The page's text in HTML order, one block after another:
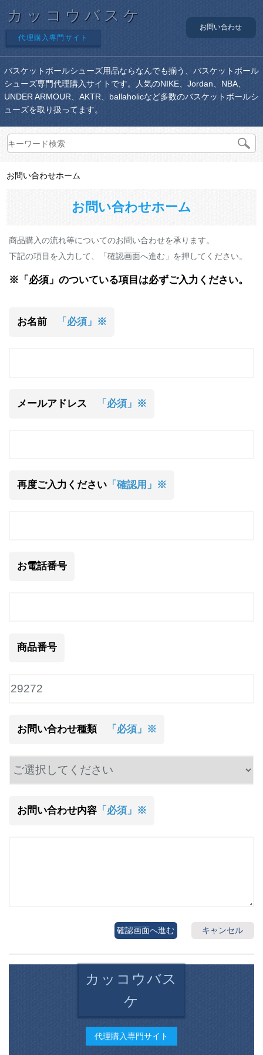
カッコウバスケ
代理購入専門サイト
お問い合わせ
バスケットボールシューズ用品ならなんでも揃う、バスケットボール
シューズ専門代理購入サイトです。人気のNIKE、Jordan、NBA、
UNDER ARMOUR、AKTR、ballaholicなど多数のバスケットボールシ
ューズを取り扱ってます。
お問い合わせホーム
お問い合わせホーム
商品購入の流れ等についてのお問い合わせを承ります。
下記の項目を入力して、「確認画面へ進む」を押してください。
※「必須」のついている項目は必ずご入力ください。
お名前 「必須」※
メールアドレス 「必須」※
再度ご入力ください「確認用」※
お電話番号
商品番号
お問い合わせ種類 「必須」※
お問い合わせ内容「必須」※
キャンセル
確認画面へ進む
カッコウバス
ケ
代理購入専門サイト